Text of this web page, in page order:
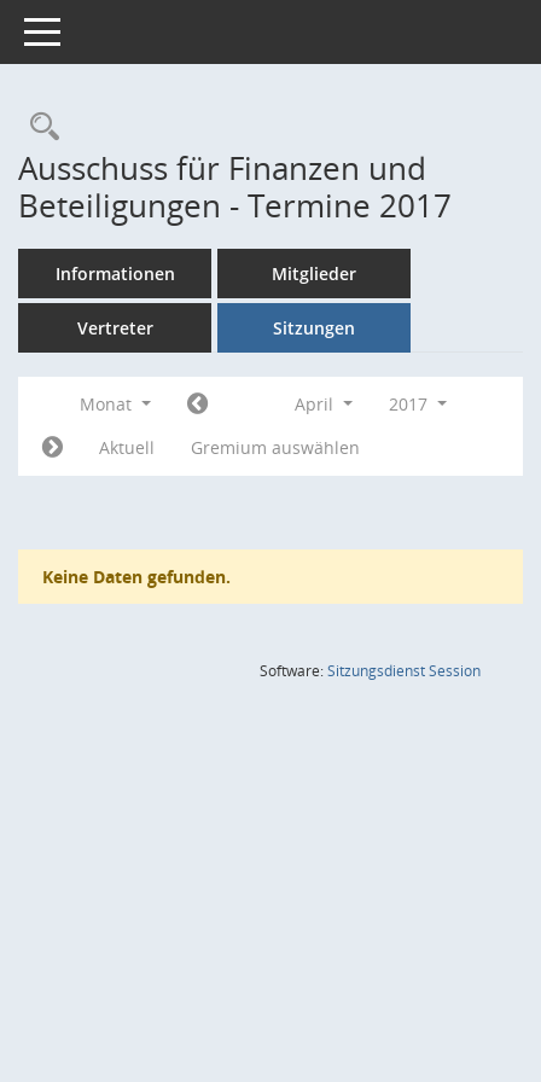
Toggle navigation
Rechercheauswahl
Ausschuss für Finanzen und
Beteiligungen - Termine 2017
Informationen Mitglieder
Vertreter Sitzungen
Monat April
2017
Aktuell
Gremium auswählen
Keine Daten gefunden.
Software:SitzungsdienstSession(Wird in